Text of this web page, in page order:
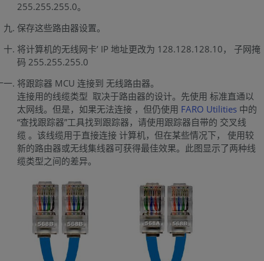
255.255.255.0。
保存这些路由器设置。
将计算机的无线网卡’ IP 地址更改为 128.128.128.10， 子网掩
码 255.255.255.0
将跟踪器 MCU 连接到 无线路由器。
连接用的线缆类型 取决于路由器的设计。先使用 标准直通以
太网线。但是，如果无法连接 ，但仍使用 FARO Utilities中的
“查找跟踪器”工具找到跟踪器，请使用跟踪器自带的 交叉线
缆 。该线缆用于直接连接 计算机，但在某些情况下， 使用较
新的路由器或无线集线器可获得最佳效果。此图显示了两种线
缆类型之间的差异。